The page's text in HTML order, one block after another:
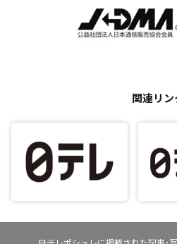
関連リン